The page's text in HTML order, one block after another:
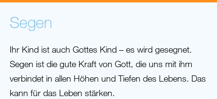
Segen
Ihr Kind ist auch Gottes Kind – es wird gesegnet.
Segen ist die gute Kraft von Gott, die uns mit ihm
verbindet in allen Höhen und Tiefen des Lebens. Das
kann für das Leben stärken.